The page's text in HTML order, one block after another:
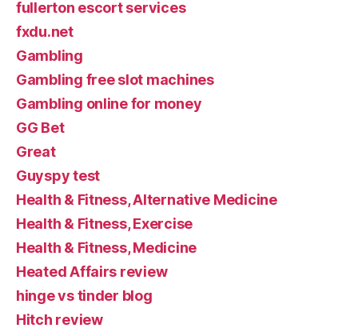
fullerton escort services
fxdu.net
Gambling
Gambling free slot machines
Gambling online for money
GG Bet
Great
Guyspy test
Health & Fitness, Alternative Medicine
Health & Fitness, Exercise
Health & Fitness, Medicine
Heated Affairs review
hinge vs tinder blog
Hitch review